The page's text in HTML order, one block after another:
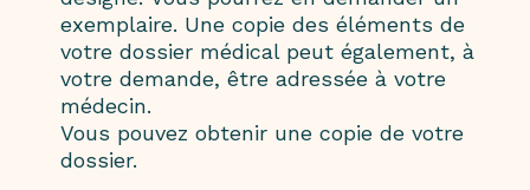
exemplaire. Une copie des éléments de
votre dossier médical peut également, à
votre demande, être adressée à votre
médecin.
Vous pouvez obtenir une copie de votre
dossier.